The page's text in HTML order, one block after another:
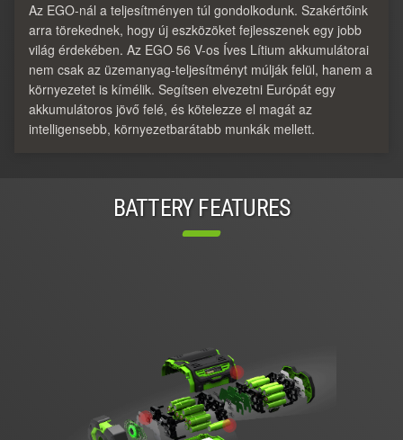
Az EGO-nál a teljesítményen túl gondolkodunk. Szakértőink
arra törekednek, hogy új eszközöket fejlesszenek egy jobb
világ érdekében. Az EGO 56 V-os Íves Lítium akkumulátorai
nem csak az üzemanyag-teljesítményt múlják felül, hanem a
környezetet is kímélik. Segítsen elvezetni Európát egy
akkumulátoros jövő felé, és kötelezze el magát az
intelligensebb, környezetbarátabb munkák mellett.
BATTERY FEATURES